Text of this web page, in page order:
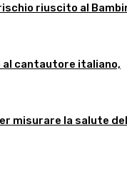
riuscito al
al cantautore italiano,
misurare la salute del